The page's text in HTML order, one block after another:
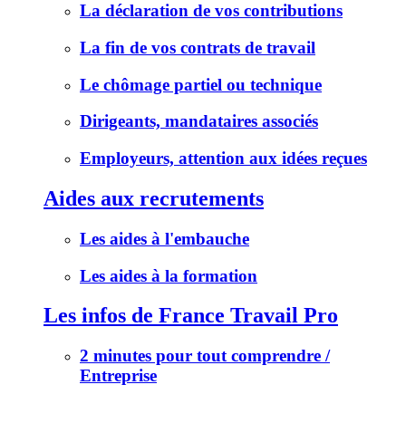
La déclaration de vos contributions
La fin de vos contrats de travail
Le chômage partiel ou technique
Dirigeants, mandataires associés
Employeurs, attention aux idées reçues
Aides aux recrutements
Les aides à l'embauche
Les aides à la formation
Les infos de France Travail Pro
2 minutes pour tout comprendre /
Entreprise